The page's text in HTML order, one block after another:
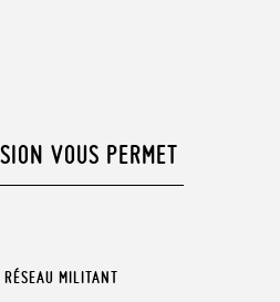
VOUS PERMET
MILITANT